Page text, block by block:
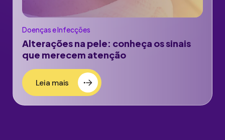
Doenças e Infecções
Alterações na pele: conheça os sinais
que merecem atenção
Leia mais